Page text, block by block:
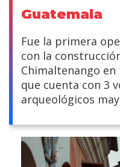
Centroamérica
Sudamérica
Asia
Guatemala
Fue la primera
con la
Chimaltenango en
que cuenta con 3
arqueológicos